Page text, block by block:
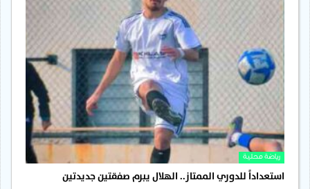
رياضة محلية
استعداداً للدوري الممتاز.. الهلال يبرم صفقتين جديدتين